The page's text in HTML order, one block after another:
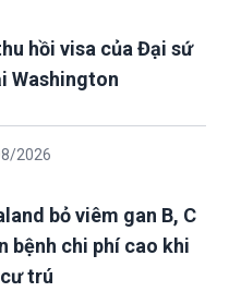
hồi visa của Đại sứ
Washington
2026
bỏ viêm gan B, C
bệnh chi phí cao khi
trú